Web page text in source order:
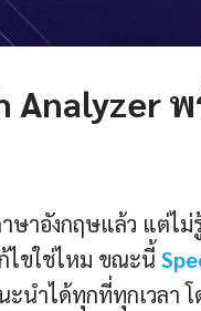
Analyzer
าอังกฤษแล้ว แต่ไม่
ไขใช่ไหม ขณะนี้
นำได้ทุกที่ทุกเวลา